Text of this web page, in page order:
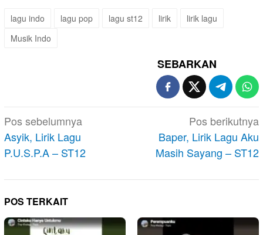
lagu indo lagu pop lagu st12 lirik
lirik lagu
Musik Indo
SEBARKAN
Navigasi
pos
Pos sebelumnya
Asyik, Lirik Lagu
P.U.S.P.A – ST12
Pos berikutnya
Baper, Lirik Lagu Aku
Masih Sayang – ST12
POS TERKAIT